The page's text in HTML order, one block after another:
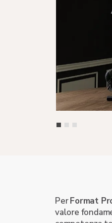
PerFormat
valore